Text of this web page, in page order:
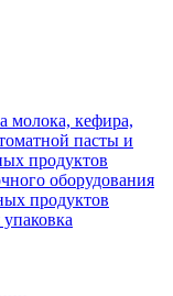
молока, кефира,
пасты и
продуктов
оборудования
продуктов